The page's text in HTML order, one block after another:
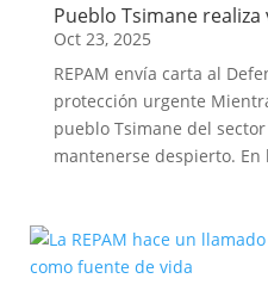
Pueblo Tsimane
Oct 23, 2025
REPAM envía carta al
protección urgente
pueblo Tsimane del
mantenerse despierto. En